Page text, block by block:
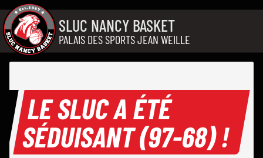
Aller au contenu
SLUC NANCY BASKET
PALAIS DES SPORTS JEAN WEILLE
LE SLUC A ÉTÉ
SÉDUISANT (97-68) !